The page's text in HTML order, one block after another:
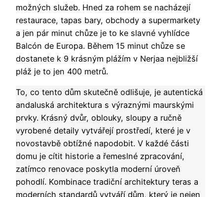
možných služeb. Hned za rohem se nacházejí
restaurace, tapas bary, obchody a supermarkety
a jen pár minut chůze je to ke slavné vyhlídce
Balcón de Europa. Během 15 minut chůze se
dostanete k 9 krásným plážím v Nerjaa nejbližší
pláž je to jen 400 metrů.
To, co tento dům skutečně odlišuje, je autentická
andaluská architektura s výraznými maurskými
prvky. Krásný dvůr, oblouky, sloupy a ručně
vyrobené detaily vytvářejí prostředí, které je v
novostavbě obtížné napodobit. V každé části
domu je cítit historie a řemeslné zpracování,
zatímco renovace poskytla moderní úroveň
pohodlí. Kombinace tradiční architektury teras a
moderních standardů vytváří dům, který je nejen